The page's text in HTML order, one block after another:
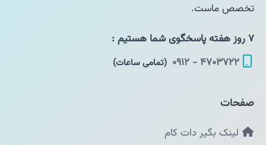
تخصص ماست.
۷ روز هفته پاسخگوی شما هستیم :
۴۷۰۳۷۲۲ - ۰۹۱۲
(تمامی ساعات)
صفحات
لینک بگیر دات کام